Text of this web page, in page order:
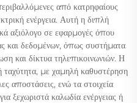
από κατρηφαίους
ενέργεια. Αυτή η διπλή
αξιόλογο σε εφαρμογές όπου
και δεδομένων, όπως συστήματα
και δίκτυα τηλεπικοινωνιών. Η
ταχύτητα, με χαμηλή καθυστέρηση
αποστάσεις, ενώ τα στοιχεία
ξεχωριστά καλωδία ενέργειας ή